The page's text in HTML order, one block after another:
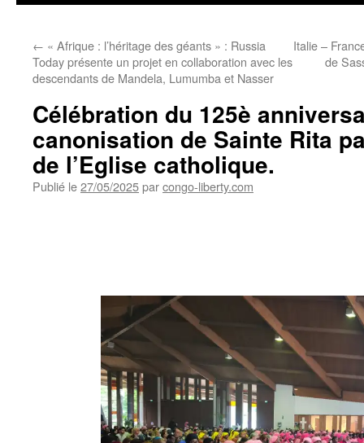
← « Afrique : l’héritage des géants » : Russia
Today présente un projet en collaboration avec les
descendants de Mandela, Lumumba et Nasser
Italie –
de
Célébration du 125è
canonisation de Sainte Rita
de l’Eglise catholique.
Publié le27/05/2025parcongo-liberty.com